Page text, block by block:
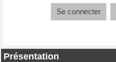
Présentation
Se connecter